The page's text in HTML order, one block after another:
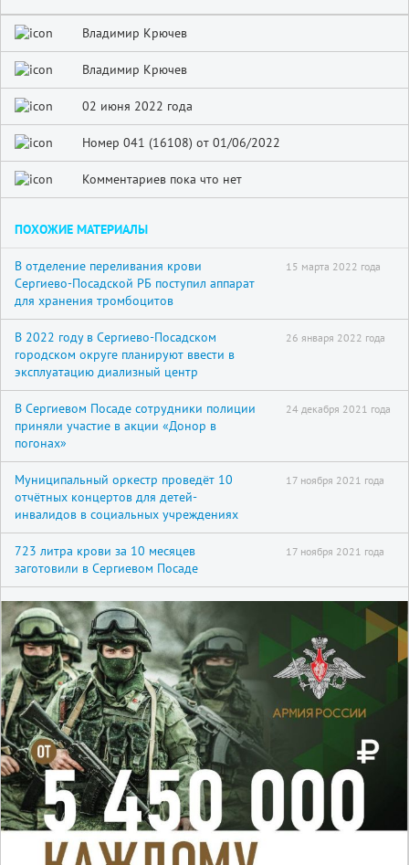
Владимир Крючев
Владимир Крючев
02 июня 2022 года
Номер 041 (16108) от 01/06/2022
Комментариев пока что нет
ПОХОЖИЕ МАТЕРИАЛЫ
В отделение переливания крови
Сергиево-Посадской РБ поступил аппарат
для хранения тромбоцитов
15 марта 2022 года
В 2022 году в Сергиево-Посадском
городском округе планируют ввести в
эксплуатацию диализный центр
26 января 2022 года
В Сергиевом Посаде сотрудники полиции
приняли участие в акции «Донор в
погонах»
24 декабря 2021 года
Муниципальный оркестр проведёт 10
отчётных концертов для детей-
инвалидов в социальных учреждениях
17 ноября 2021 года
723 литра крови за 10 месяцев
заготовили в Сергиевом Посаде
17 ноября 2021 года